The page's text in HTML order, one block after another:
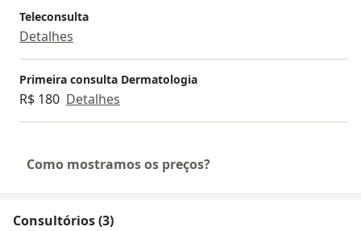
Teleconsulta
Detalhes
Primeira consulta Dermatologia
R$ 180 Detalhes
Como mostramos os preços?
Consultórios (3)